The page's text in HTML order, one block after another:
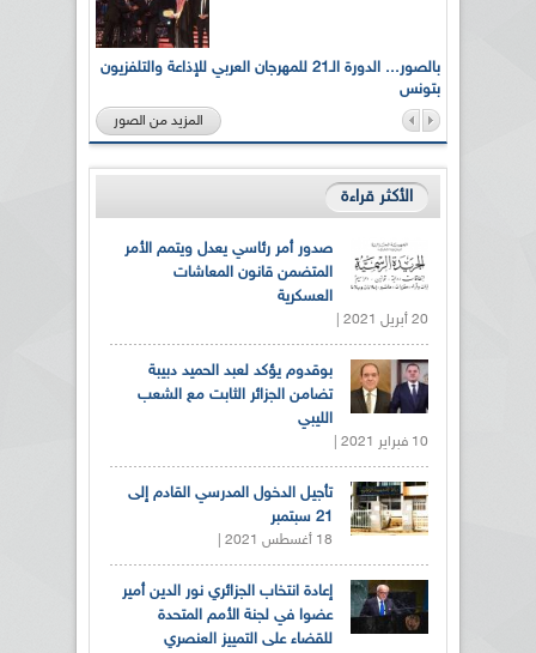
بالصور... الدورة الـ21 للمهرجان العربي للإذاعة والتلفزيون
بتونس
المزيد من الصور
الأكثر قراءة
صدور أمر رئاسي يعدل ويتمم الأمر
المتضمن قانون المعاشات
العسكرية
20 أبريل 2021 |
بوقدوم يؤكد لعبد الحميد دبيبة
تضامن الجزائر الثابت مع الشعب
الليبي
10 فبراير 2021 |
تأجيل الدخول المدرسي القادم إلى
21 سبتمبر
18 أغسطس 2021 |
إعادة انتخاب الجزائري نور الدين أمير
عضوا في لجنة الأمم المتحدة
للقضاء على التمييز العنصري